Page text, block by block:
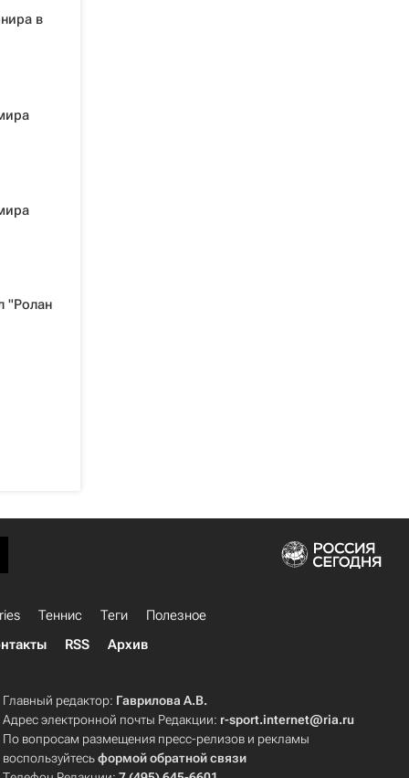
в
"Ролан
Теннис Теги
Полезное
RSS Архив
Главный редактор: Гаврилова А.В.
Адрес электронной почты Редакции: r-sport.internet@ria.ru
По вопросам размещения пресс-релизов и рекламы
воспользуйтесьформой обратной связи